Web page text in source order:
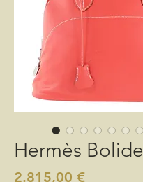
Hermès Bolide
2.815,00 €Preis